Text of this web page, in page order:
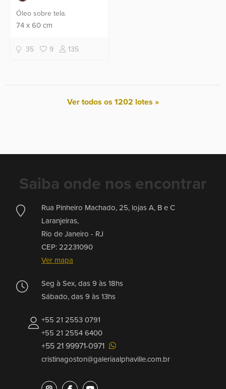
Óleo sobre tela.
74x 60cm
35 9 135
Ver todos os 1202 lotes »
Saiba onde nos encontrar
Rua Pinheiro Machado, 25, lojas A, B e C
Laranjeiras,
Rio de Janeiro - RJ
CEP: 22231090
Ver mapa
Seg à Sex, das 9 às 18hs
Sábado, das 9 às 13hs
+55 21 2553 0791
+55 21 2554 6400
+55 21 99971-0971
cristinagoston@galeriaalphaville.com.br